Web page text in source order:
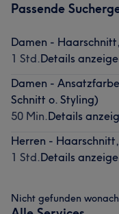
Passende
Damen -
1 Std.Details
Damen -
Schnitt o. Styling)
50 Min.Details
Herren -
1 Std.Details
Nicht gefunden